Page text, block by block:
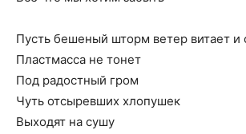
Пусть бешеный шторм ветер витает и
Пластмасса не тонет
Под радостный гром
Чуть отсыревших хлопушек
Выходят на сушу